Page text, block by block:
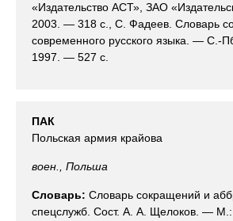
«Издательство АСТ», ЗАО
2003. — 318 с., С. Фадеев. Словарь
современного русского языка. — С.-
1997. — 527 с.
ПАК
Польская армия крайова
воен., Польша
Словарь: Словарь сокращений и
спецслужб. Сост. А. А. Щелоков. —